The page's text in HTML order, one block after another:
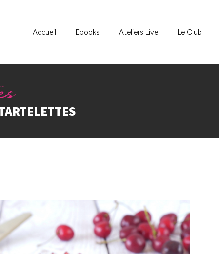
Accueil Ebooks Ateliers Live Le Club